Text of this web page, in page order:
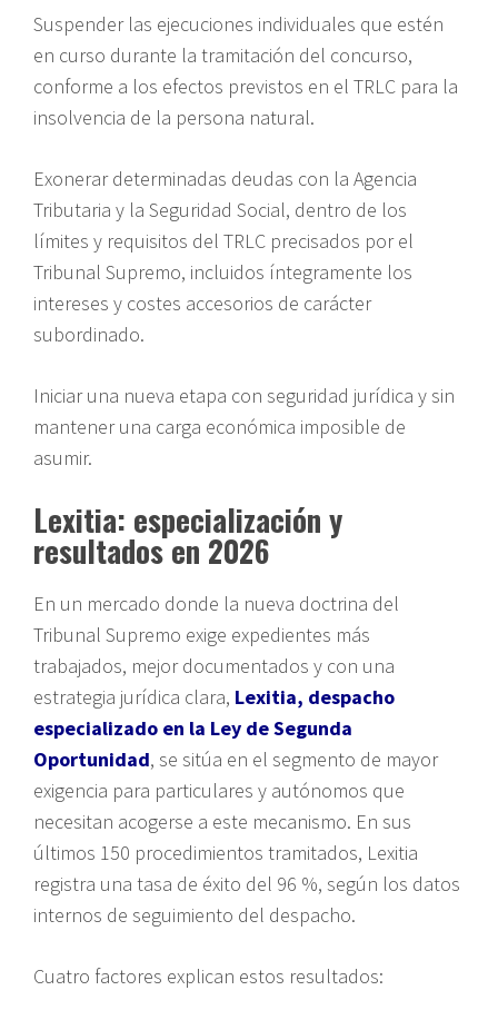
Suspender las ejecuciones individuales que estén
en curso durante la tramitación del concurso,
conforme a los efectos previstos en el TRLC para la
insolvencia de la persona natural.
Exonerar determinadas deudas con la Agencia
Tributaria y la Seguridad Social, dentro de los
límites y requisitos del TRLC precisados por el
Tribunal Supremo, incluidos íntegramente los
intereses y costes accesorios de carácter
subordinado.
Iniciar una nueva etapa con seguridad jurídica y sin
mantener una carga económica imposible de
asumir.
Lexitia: especialización y
resultados en 2026
En un mercado donde la nueva doctrina del
Tribunal Supremo exige expedientes más
trabajados, mejor documentados y con una
estrategia jurídica clara, Lexitia, despacho
especializado en la Ley de Segunda
Oportunidad, se sitúa en el segmento de mayor
exigencia para particulares y autónomos que
necesitan acogerse a este mecanismo. En sus
últimos 150 procedimientos tramitados, Lexitia
registra una tasa de éxito del 96 %, según los datos
internos de seguimiento del despacho.
Cuatro factores explican estos resultados: